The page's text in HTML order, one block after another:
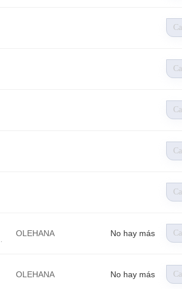
OLEHANA No hay más
OLEHANA No hay más